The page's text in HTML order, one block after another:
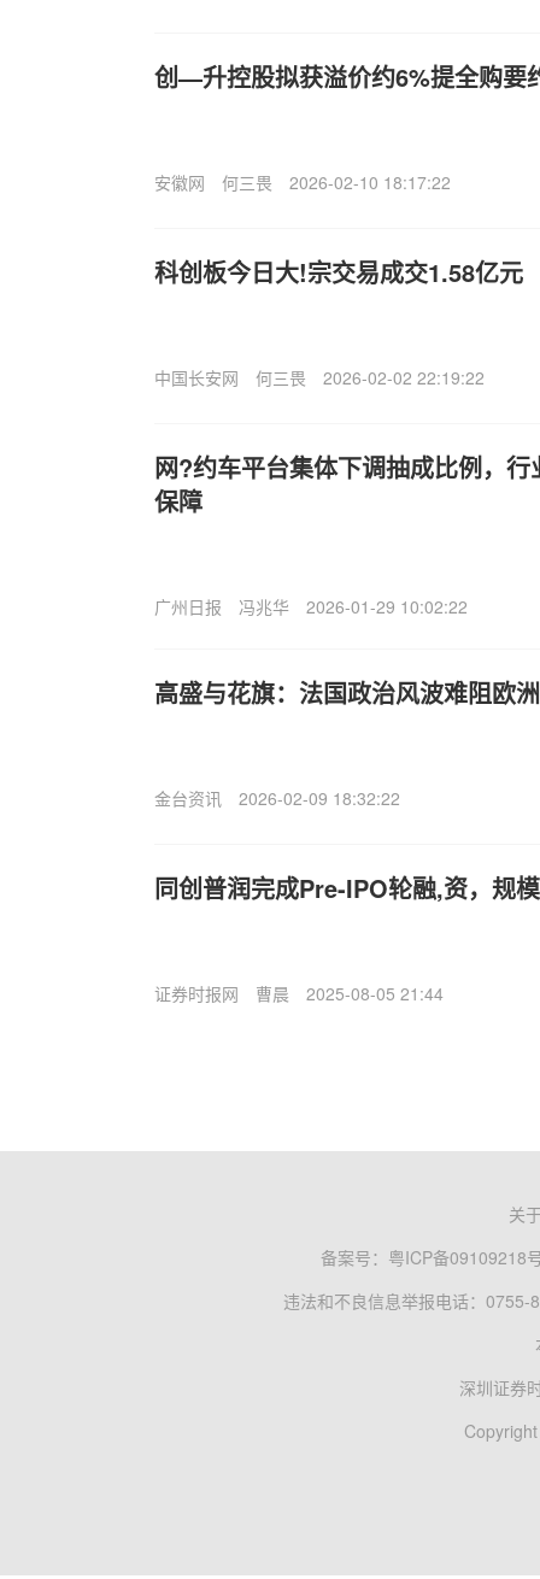
创—升控股拟获溢价约6%提全购要
安徽网 何三畏 2026-02-10 18:17:22
科创板今日大!宗交易成交1.58亿元
中国长安网 何三畏 2026-02-02 22:19:22
网?约车平台集体下调抽成比例，
保障
广州日报 冯兆华 2026-01-29 10:02:22
高盛与花旗：法国政治风波难阻欧
金台资讯 2026-02-09 18:32:22
同创普润完成Pre-IPO轮融,资，规
证券时报网 曹晨 2025-08-05 21:44
关
备案号： 粤ICP备09109218
违法和不良信息举报电话：0755-
深圳证券